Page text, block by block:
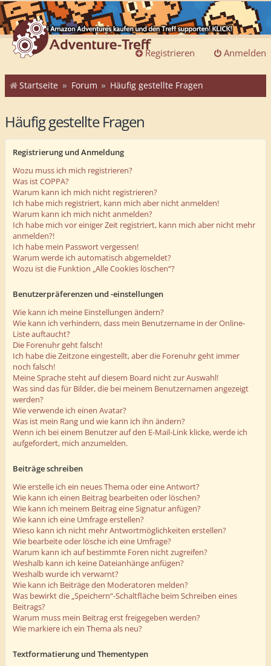
Anmelden
Registrieren
Startseite Forum Häufig gestellte Fragen
Häufig gestellte Fragen
Registrierung und Anmeldung
Wozu muss ich mich registrieren?
Was ist COPPA?
Warum kann ich mich nicht registrieren?
Ich habe mich registriert, kann mich aber nicht anmelden!
Warum kann ich mich nicht anmelden?
Ich habe mich vor einiger Zeit registriert, kann mich aber nicht mehr
anmelden?!
Ich habe mein Passwort vergessen!
Warum werde ich automatisch abgemeldet?
Wozu ist die Funktion „Alle Cookies löschen“?
Benutzerpräferenzen und -einstellungen
Wie kann ich meine Einstellungen ändern?
Wie kann ich verhindern, dass mein Benutzername in der Online-
Liste auftaucht?
Die Forenuhr geht falsch!
Ich habe die Zeitzone eingestellt, aber die Forenuhr geht immer
noch falsch!
Meine Sprache steht auf diesem Board nicht zur Auswahl!
Was sind das für Bilder, die bei meinem Benutzernamen angezeigt
werden?
Wie verwende ich einen Avatar?
Was ist mein Rang und wie kann ich ihn ändern?
Wenn ich bei einem Benutzer auf den E-Mail-Link klicke, werde ich
aufgefordert, mich anzumelden.
Beiträge schreiben
Wie erstelle ich ein neues Thema oder eine Antwort?
Wie kann ich einen Beitrag bearbeiten oder löschen?
Wie kann ich meinem Beitrag eine Signatur anfügen?
Wie kann ich eine Umfrage erstellen?
Wieso kann ich nicht mehr Antwortmöglichkeiten erstellen?
Wie bearbeite oder lösche ich eine Umfrage?
Warum kann ich auf bestimmte Foren nicht zugreifen?
Weshalb kann ich keine Dateianhänge anfügen?
Weshalb wurde ich verwarnt?
Wie kann ich Beiträge den Moderatoren melden?
Was bewirkt die „Speichern“-Schaltfläche beim Schreiben eines
Beitrags?
Warum muss mein Beitrag erst freigegeben werden?
Wie markiere ich ein Thema als neu?
Textformatierung und Thementypen